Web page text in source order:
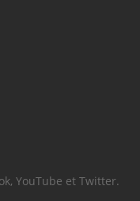
YouTube et Twitter.